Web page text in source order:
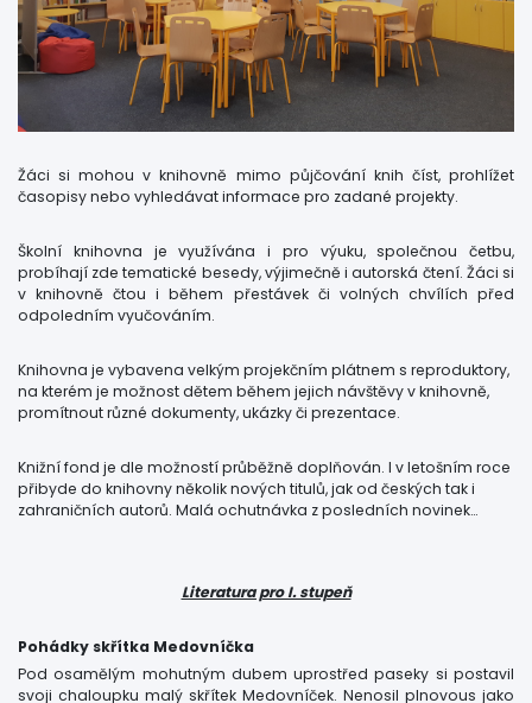
Žáci si mohou v knihovně mimo půjčování knih číst, prohlížet
časopisy nebo vyhledávat informace pro zadané projekty.
Školní knihovna je využívána i pro výuku, společnou četbu,
probíhají zde tematické besedy, výjimečně i autorská čtení. Žáci si
v knihovně čtou i během přestávek či volných chvílích před
odpoledním vyučováním.
Knihovna je vybavena velkým projekčním plátnem s reproduktory,
na kterém je možnost dětem během jejich návštěvy v knihovně,
promítnout různé dokumenty, ukázky či prezentace.
Knižní fond je dle možností průběžně doplňován. I v letošním roce
přibyde do knihovny několik nových titulů, jak od českých tak i
zahraničních autorů. Malá ochutnávka z posledních novinek…
Literatura pro I. stupeň
Pohádky skřítka Medovníčka
Pod osamělým mohutným dubem uprostřed paseky si postavil
svoji chaloupku malý skřítek Medovníček. Nenosil plnovous jako